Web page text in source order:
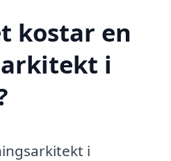
kostar en
i
i